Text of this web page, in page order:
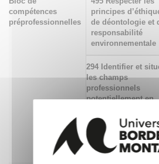
compétences
préprofessionnelles
principes
de déontologie et
responsabilité
environnementale
294 Identifier et
les champs
professionnels
potentiellement en
de la formation
que les parcours
possibles pour y
accéder